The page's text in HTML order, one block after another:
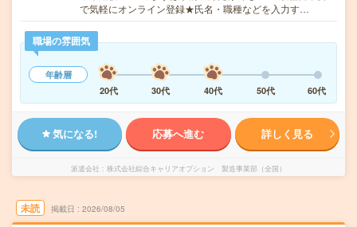
で気軽にオンライン登録★氏名・職種などを入力す…
職場の雰囲気
年齢層
20代
30代 40代 50代 60代
気になる! 応募へ進む 詳しく見る
派遣会社 株式会社綜合キャリアオプション 製造事業部（全国）
未読 掲載日 2026/08/05